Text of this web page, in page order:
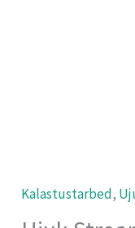
Kalastustarbed,